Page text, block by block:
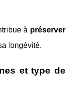
à préserver
longévité.
et type de